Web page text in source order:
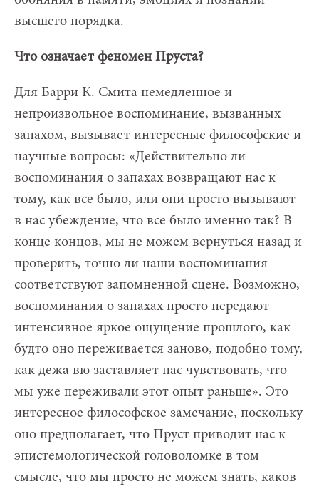
высшего порядка.
Что означает феномен Пруста?
Для Барри К. Смита немедленное и
непроизвольное воспоминание, вызванных
запахом, вызывает интересные философские и
научные вопросы: «Действительно ли
воспоминания о запахах возвращают нас к
тому, как все было, или они просто вызывают
в нас убеждение, что все было именно так? В
конце концов, мы не можем вернуться назад и
проверить, точно ли наши воспоминания
соответствуют запомненной сцене. Возможно,
воспоминания о запахах просто передают
интенсивное яркое ощущение прошлого, как
будто оно переживается заново, подобно тому,
как дежа вю заставляет нас чувствовать, что
мы уже переживали этот опыт раньше». Это
интересное философское замечание, поскольку
оно предполагает, что Пруст приводит нас к
эпистемологической головоломке в том
смысле, что мы просто не можем знать, каков